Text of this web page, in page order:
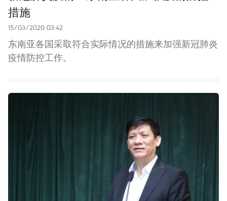
措施
15/03/2020 03:42
东南亚各国采取符合实际情况的措施来加强新冠肺炎
疫情防控工作。